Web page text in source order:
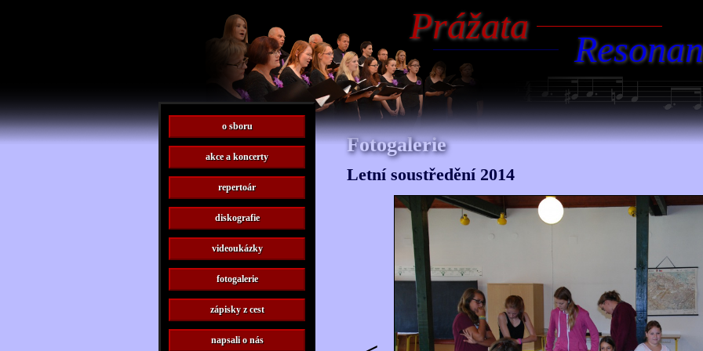
Fotogalerie
Letní soustředění 2014
Prážata
o sboru
akce a koncerty
repertoár
diskografie
videoukázky
fotogalerie
zápisky z cest
napsali o nás